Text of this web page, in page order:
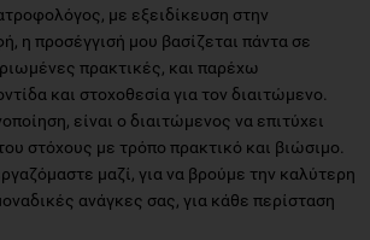
με εξειδίκευση στην
η προσέγγισή μου βασίζεται πάντα σε
πρακτικές, και παρέχω
και στοχοθεσία για τον διαιτώμενο.
είναι ο διαιτώμενος να επιτύχει
στόχους με τρόπο πρακτικό και βιώσιμο.
μαζί, για να βρούμε την καλύτερη
ανάγκες σας, για κάθε περίσταση